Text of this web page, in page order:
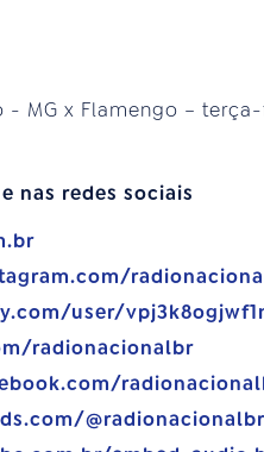
MG x Flamengo – terça-
nas redes sociais
user/
radionacionalbr
@radionacionalbr